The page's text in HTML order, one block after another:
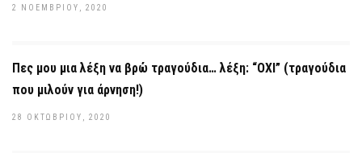
2 ΝΟΕΜΒΡΊΟΥ, 2020
Πες μου μια λέξη να βρώ τραγούδια… λέξη: “ΟΧΙ” (τραγούδια
που μιλούν για άρνηση!)
28 ΟΚΤΩΒΡΊΟΥ, 2020